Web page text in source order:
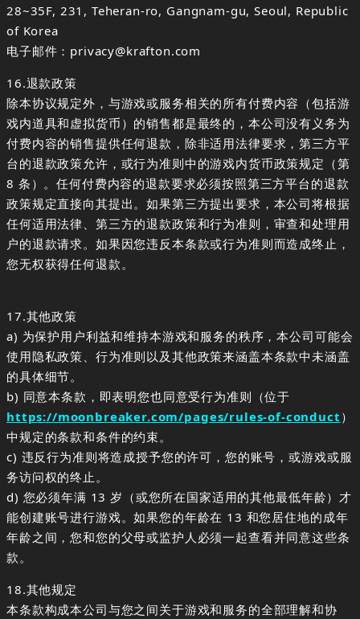
28~35F, 231, Teheran-ro, Gangnam-gu, Seoul, Republic
of Korea
电子邮件：privacy@krafton.com
16.退款政策
除本协议规定外，与游戏或服务相关的所有付费内容（包括游
戏内道具和虚拟货币）的销售都是最终的，本公司没有义务为
付费内容的销售提供任何退款，除非适用法律要求，第三方平
台的退款政策允许，或行为准则中的游戏内货币政策规定（第
8 条）。任何付费内容的退款要求必须按照第三方平台的退款
政策规定直接向其提出。如果第三方提出要求，本公司将根据
任何适用法律、第三方的退款政策和行为准则，审查和处理用
户的退款请求。如果因您违反本条款或行为准则而造成终止，
您无权获得任何退款。
17.其他政策
a) 为保护用户利益和维持本游戏和服务的秩序，本公司可能会
使用隐私政策、行为准则以及其他政策来涵盖本条款中未涵盖
的具体细节。
b) 同意本条款，即表明您也同意受行为准则（位于
https://moonbreaker.com/pages/rules-of-conduct ）
中规定的条款和条件的约束。
c) 违反行为准则将造成授予您的许可，您的账号，或游戏或服
务访问权的终止。
d) 您必须年满 13 岁（或您所在国家适用的其他最低年龄）才
能创建账号进行游戏。如果您的年龄在 13 和您居住地的成年
年龄之间，您和您的父母或监护人必须一起查看并同意这些条
款。
18.其他规定
本条款构成本公司与您之间关于游戏和服务的全部理解和协